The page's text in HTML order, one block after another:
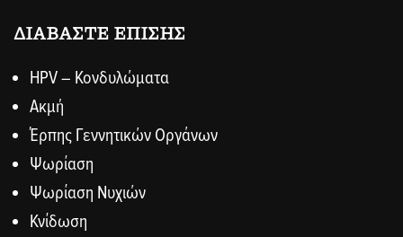
ΔΙΑΒΑΣΤΕ ΕΠΙΣΗΣ
HPV – Κονδυλώματα
Ακμή
Έρπης Γεννητικών Οργάνων
Ψωρίαση
Ψωρίαση Νυχιών
Κνίδωση